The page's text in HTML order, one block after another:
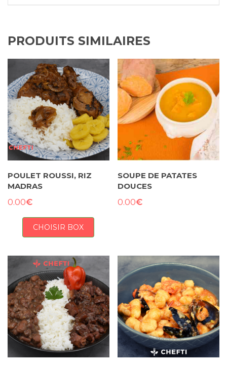
PRODUITS SIMILAIRES
POULET ROUSSI, RIZ
MADRAS
0.00€
CHOISIR BOX
SOUPE DE PATATES
DOUCES
0.00€